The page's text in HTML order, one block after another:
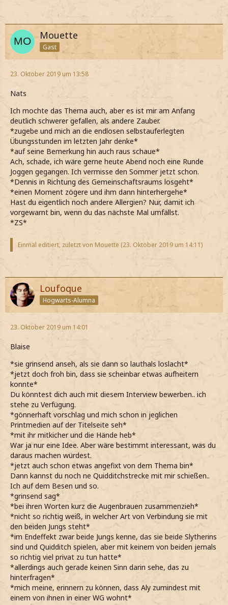
Mouette
Gast
23. Oktober 2019 um 13:58
Nats
Ich mochte das Thema auch, aber es ist mir am Anfang
deutlich schwerer gefallen, als andere Zauber.
*zugebe und mich an die endlosen selbstauferlegten
Übungsstunden im letzten Jahr denke*
*auf seine Bemerkung hin auch raus schaue*
Ach, schade, ich wäre gerne heute Abend noch eine Runde
Joggen gegangen. Ich vermisse den Sommer jetzt schon.
*Dennis in Richtung des Gemeinschaftsraums losgeht*
*einen Moment zögere und ihm dann hinterhergehe*
Hast du eigentlich noch andere Allergien? Nur, damit ich
vorgewarnt bin, wenn du das nächste Mal umfällst.
*ZS*
Einmal editiert, zuletzt von Mouette (23. Oktober 2019 um 14:11)
Loufoque
Hogwarts-Alumna
23. Oktober 2019 um 14:01
Blaise
*sie grinsend anseh, als sie dann so lauthals loslacht*
*jetzt doch froh bin, dass sie scheinbar etwas aufheitern
konnte*
Du könntest dich auch mit diesem Interview bewerben.. ich
stehe zu Verfügung.
*gönnerhaft vorschlag und mich schon in jeglichen
Printmedien auf der Titelseite seh*
*mit ihr mitkicher und die Hände heb*
War ja nur eine Idee. Aber wäre bestimmt interessant, was du
daraus machen würdest.
*jetzt auch schon etwas angefixt von dem Thema bin*
Dann kannst du noch ne Quidditchstrecke mit mir schießen..
Ich auf dem Besen und so.
*grinsend sag*
*bei ihren Worten kurz die Augenbrauen zusammenzieh*
*nicht so richtig weiß, in welcher Art von Verbindung sie mit
den beiden Jungs steht*
*im Endeffekt zwar beide Jungs kenne, das sie beide Slytherins
sind und Quidditch spielen, aber mit keinem von beiden jemals
so richtig viel privat zu tun hatte*
*allerdings auch gerade keinen Sinn darin sehe, das zu
hinterfragen*
*mich meine, erinnern zu können, dass Aly zumindest mit
einem von ihnen in einer WG wohnt*